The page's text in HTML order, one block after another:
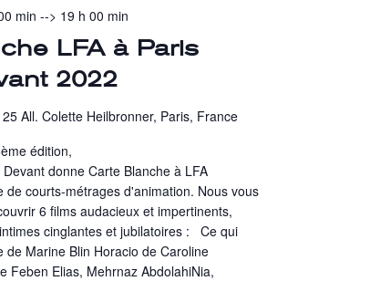
LFA à Paris
2022
min --> 19 h 00 min
25 All. Colette Heilbronner, Paris, France
édition,
donne Carte Blanche à LFA
de courts-métrages d'animation. Nous vous
6 films audacieux et impertinents,
cinglantes et jubilatoires : Ce qui
de Marine Blin Horacio de Caroline
Feben Elias, Mehrnaz AbdolahiNia,